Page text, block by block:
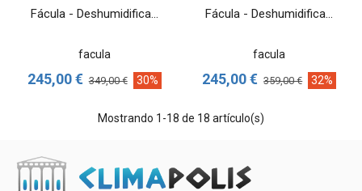
Fácula - Deshumidifica...
facula
245,00 € 349,00 € 30%
Fácula - Deshumidifica...
facula
245,00 € 359,00 € 32%
Mostrando 1 -18 de 18 artículo(s)